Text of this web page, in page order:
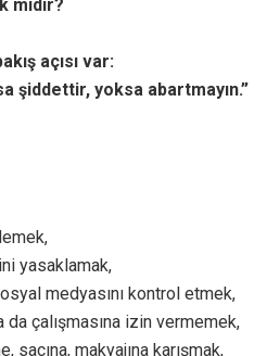
açısı var:
şiddettir, yoksa abartmayın.”
yasaklamak,
medyasını kontrol etmek,
da çalışmasına izin vermemek,
saçına, makyajına karışmak,